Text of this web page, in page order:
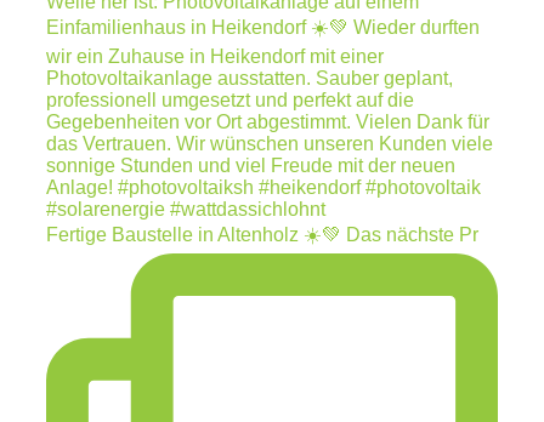
Fertige Baustelle in Altenholz ☀️💚 Das nächste Pr